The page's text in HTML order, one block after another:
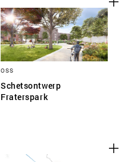
OSS
Schetsontwerp
Fraterspark